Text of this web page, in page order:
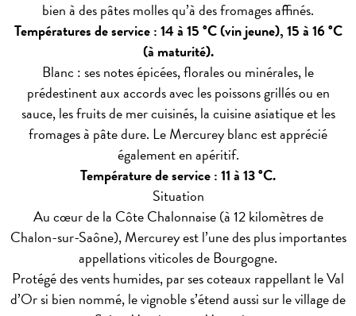
bien à des pâtes molles qu’à des fromages affinés.
Températures de service : 14 à 15 °C (vin jeune), 15 à 16 °C
(à maturité).
Blanc : ses notes épicées, florales ou minérales, le
prédestinent aux accords avec les poissons grillés ou en
sauce, les fruits de mer cuisinés, la cuisine asiatique et les
fromages à pâte dure. Le Mercurey blanc est apprécié
également en apéritif.
Température de service : 11 à 13 °C.
Situation
Au cœur de la Côte Chalonnaise (à 12 kilomètres de
Chalon-sur-Saône), Mercurey est l’une des plus importantes
appellations viticoles de Bourgogne.
Protégé des vents humides, par ses coteaux rappellant le Val
d’Or si bien nommé, le vignoble s’étend aussi sur le village de